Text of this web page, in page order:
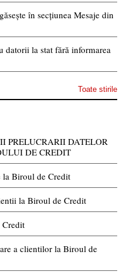
în secțiunea Mesaje din
la stat fără informarea
Toate stirile
PRELUCRARII DATELOR
DE CREDIT
la Biroul de Credit
la Biroul de Credit
Credit
a clientilor la Biroul de